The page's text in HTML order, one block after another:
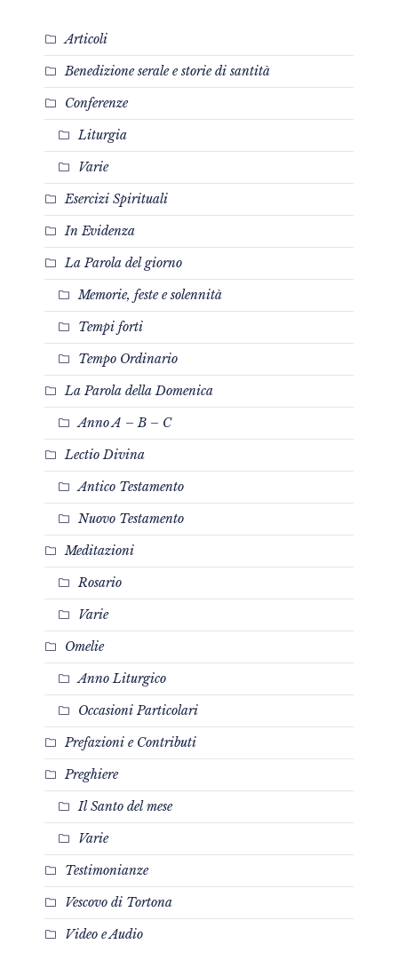
Articoli
Benedizione serale e storie di santità
Conferenze
Liturgia
Varie
Esercizi Spirituali
In Evidenza
La Parola del giorno
Memorie, feste e solennità
Tempi forti
Tempo Ordinario
La Parola della Domenica
Anno A – B – C
Lectio Divina
Antico Testamento
Nuovo Testamento
Meditazioni
Rosario
Varie
Omelie
Anno Liturgico
Occasioni Particolari
Prefazioni e Contributi
Preghiere
Il Santo del mese
Varie
Testimonianze
Vescovo di Tortona
Video e Audio